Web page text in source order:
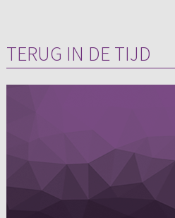
TERUG IN DE TIJD